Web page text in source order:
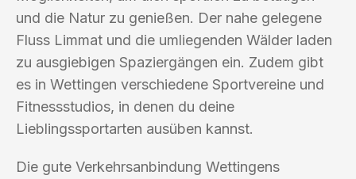
und die Natur zu genießen. Der nahe gelegene
Fluss Limmat und die umliegenden Wälder laden
zu ausgiebigen Spaziergängen ein. Zudem gibt
es in Wettingen verschiedene Sportvereine und
Fitnessstudios, in denen du deine
Lieblingssportarten ausüben kannst.
Die gute Verkehrsanbindung Wettingens